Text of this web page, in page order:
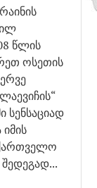
წლის
ოსეთის
სენსაციად